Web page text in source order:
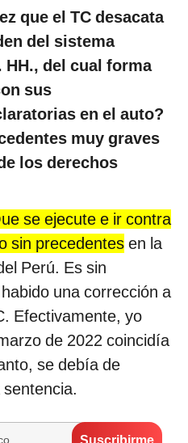
que el TC desacata
del sistema
HH., del cual forma
sus
en el auto?
muy graves
los derechos
se ejecute e ir contra
sin precedentes en la
Perú. Es sin
una corrección a
Efectivamente, yo
de 2022 coincidía
se debía de